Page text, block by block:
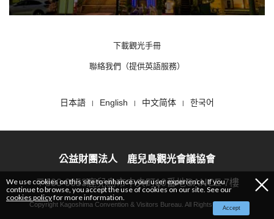
下載觀光手冊
聯絡我們（提供英語服務）
日本語 English 中文简体 한국어
公益財團法人 鹿兒島觀光會議協會
〒890-0053鹿兒島市中央町10番地CANCE 7樓
Copyright Kagoshima Convention & Visitors Bureau. All Rights Reserved.
We use cookies on this site to enhance your user experience. If you
continue to browse, you accept the use of cookies on our site. See our
cookies policyfor more information.
Accept